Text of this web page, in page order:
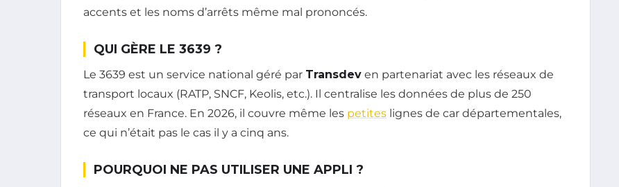
accents et les noms d’arrêts même mal prononcés.
QUI GÈRE LE 3639 ?
Le 3639 est un service national géré par Transdev en partenariat avec les réseaux de
transport locaux (RATP, SNCF, Keolis, etc.). Il centralise les données de plus de 250
réseaux en France. En 2026, il couvre même les petites lignes de car départementales,
ce qui n’était pas le cas il y a cinq ans.
POURQUOI NE PAS UTILISER UNE APPLI ?